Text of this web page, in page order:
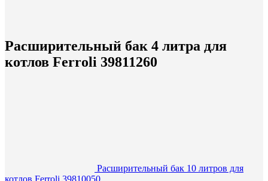
Расширительный бак 4 литра для
котлов Ferroli 39811260
Расширительный бак 10 литров для
котлов Ferroli 39810050